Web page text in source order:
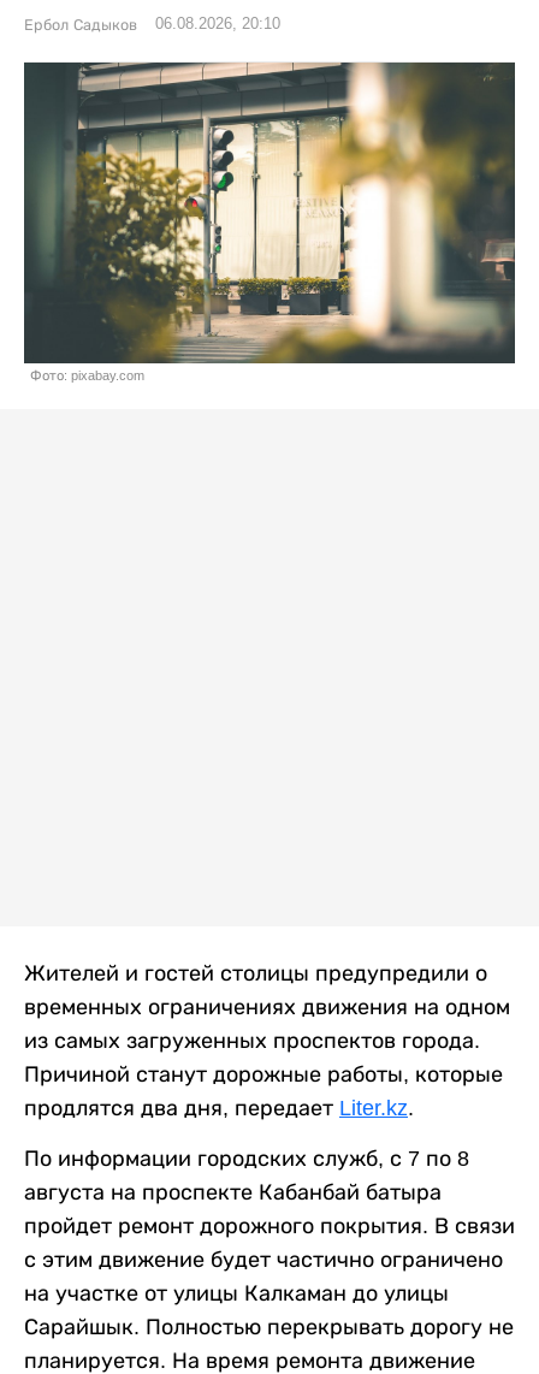
Ербол Садыков 06.08.2026, 20:10
Фото: pixabay.com
Жителей и гостей столицы предупредили о
временных ограничениях движения на одном
из самых загруженных проспектов города.
Причиной станут дорожные работы, которые
продлятся два дня, передает Liter.kz.
По информации городских служб, с 7 по 8
августа на проспекте Кабанбай батыра
пройдет ремонт дорожного покрытия. В связи
с этим движение будет частично ограничено
на участке от улицы Калкаман до улицы
Сарайшык. Полностью перекрывать дорогу не
планируется. На время ремонта движение